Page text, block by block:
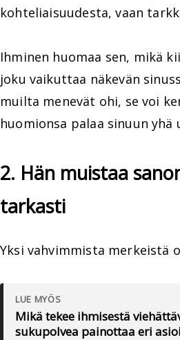
kohteliaisuudesta, vaan
Ihminen huomaa sen, mikä
joku vaikuttaa näkevän
muilta menevät ohi, se voi
huomionsa palaa sinuun yhä
2. Hän muistaa
tarkasti
Yksi vahvimmista merkeistä
LUE MYÖS
Mikä tekee ihmisestä
sukupolvea painottaa eri